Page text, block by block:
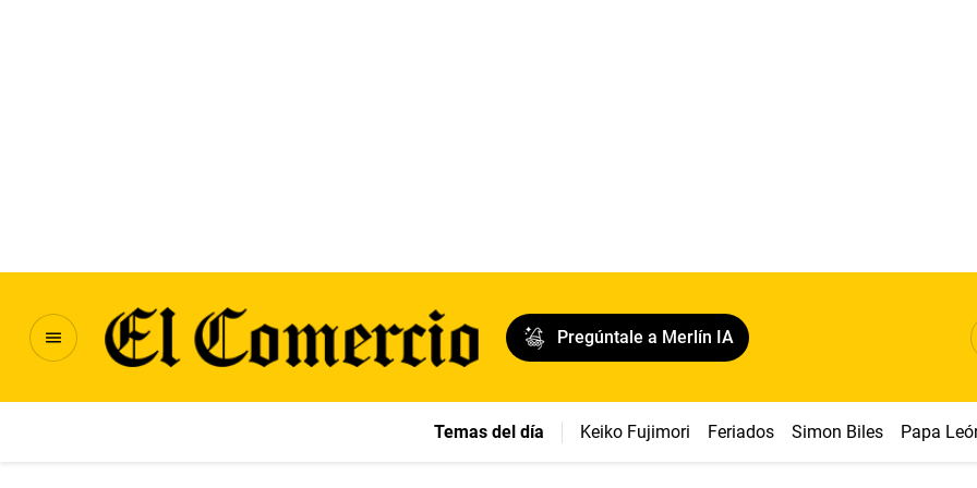
Pregúntale a Merlín IA
Temas del día Keiko Fujimori Feriados Simon Biles Papa